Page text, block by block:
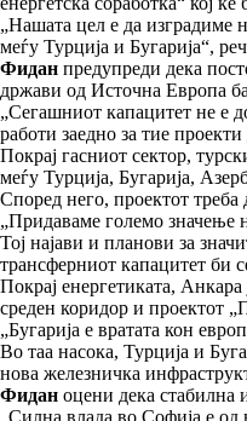
„Нашата цел е да изградиме
меѓу Турција и Бугарија“,
Фидан предупреди дека
држави од Источна Европа
„Сегашниот капацитет не е
работи заедно за тие проекти
Покрај гасниот сектор,
меѓу Турција, Бугарија,
Според него, проектот
„Придаваме големо значење
Тој најави и планови за
трансферниот капацитет би
Покрај енергетиката,
среден коридор и проектот
„Бугарија е вратата кон
Во таа насока, Турција и
нова железничка
Фидан оцени дека стабилна
„Силна влада во Софија е